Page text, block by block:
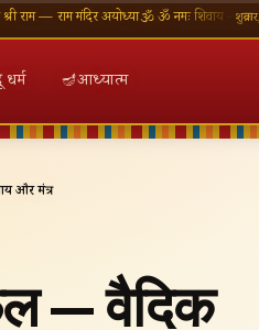
मंदिर अयोध्या🕉 ॐ नमः शिवाय — सोमवार व्रत
धर्म 🪔आध्यात्म
और मंत्र
— वैदिक